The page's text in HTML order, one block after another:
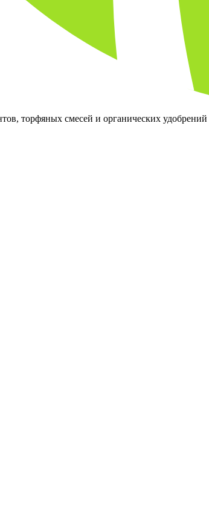
торфяных смесей и органических удобрений